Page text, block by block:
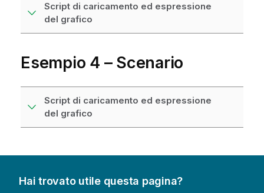
Script di caricamento ed espressione
del grafico
Esempio 4 – Scenario
Script di caricamento ed espressione
del grafico
Hai trovato utile questa pagina?